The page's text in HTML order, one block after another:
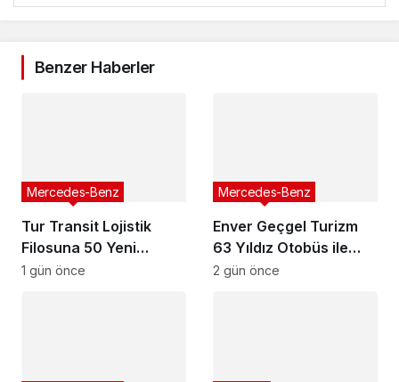
Benzer Haberler
Tur Transit Lojistik
Filosuna 50 Yeni
Mercedes-Benz Actros
Mercedes-Benz
1 gün önce
Enver Geçgel Turizm
63 Yıldız Otobüs ile
Filosunu Genişletti
Mercedes-Benz
2 gün önce